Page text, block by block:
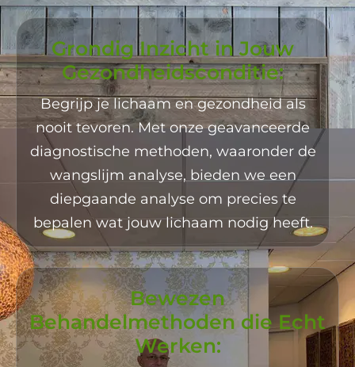
Grondig Inzicht in Jouw
Gezondheidsconditie:
Begrijp je lichaam en gezondheid als
nooit tevoren. Met onze geavanceerde
diagnostische methoden, waaronder de
wangslijm analyse, bieden we een
diepgaande analyse om precies te
bepalen wat jouw lichaam nodig heeft.
Bewezen
Behandelmethoden die Echt
Werken: